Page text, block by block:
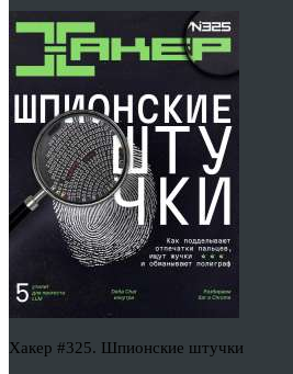
Хакер #325. Шпионские штучки